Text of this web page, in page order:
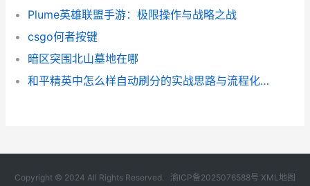
Plume英雄联盟手游：极限操作与战略之战
csgo何者按键
暗区突围北山墓地在哪
和平精英中怎么样自动刷分的实战思路与流程化技巧
Copyright © 2024 All Rights Reserved. 渝ICP备2025076588号 XML地图